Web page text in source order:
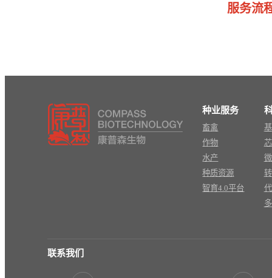
服务流
种业服务
畜禽
作物
水产
种质资源
智育4.0平台
联系我们